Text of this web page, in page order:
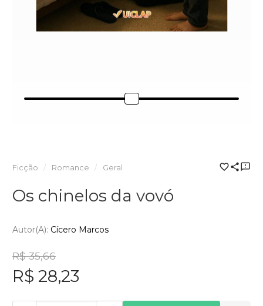
Ficção Romance Geral
Os chinelos da vovó
Autor(a): Cícero Marcos
R$ 35,66
R$ 28,23